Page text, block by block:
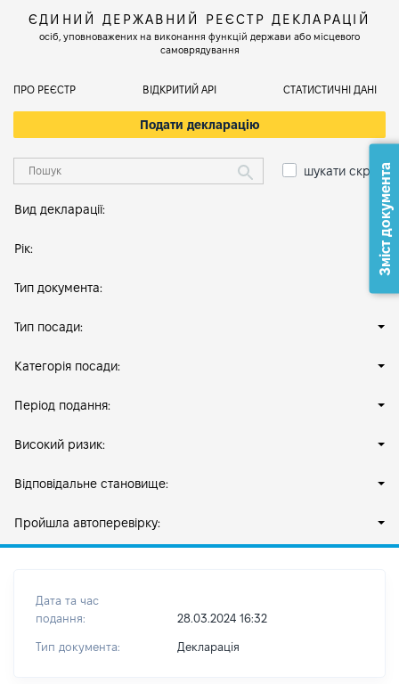
ЄДИНИЙ ДЕРЖАВНИЙ РЕЄСТР ДЕКЛАРАЦІЙ
осіб, уповноважених на виконання функцій держави або місцевого
самоврядування
ПРО РЕЄСТР ВІДКРИТИЙ АРІ СТАТИСТИЧНІ ДАНІ
Подати декларацію
шукати скрізь
Вид декларації:
Рік:
Тип документа:
Тип посади:
Категорія посади:
Період подання:
Високий ризик:
Відповідальне становище:
Пройшла автоперевірку:
Дата та час
подання:
28.03.2024 16:32
Тип документа: Декларація
Зміст документа